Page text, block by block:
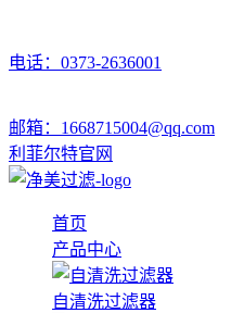
电话：0373-2636001
邮箱：1668715004@qq.com
利菲尔特官网
首页
产品中心
自清洗过滤器